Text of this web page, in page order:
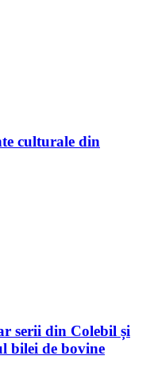
culturale din
serii din Colebil și
bilei de bovine